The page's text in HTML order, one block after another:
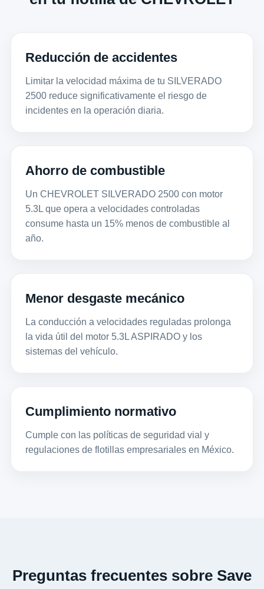
Reducción de accidentes
Limitar la velocidad máxima de tu SILVERADO
2500 reduce significativamente el riesgo de
incidentes en la operación diaria.
Ahorro de combustible
Un CHEVROLET SILVERADO 2500 con motor
5.3L que opera a velocidades controladas
consume hasta un 15% menos de combustible al
año.
Menor desgaste mecánico
La conducción a velocidades reguladas prolonga
la vida útil del motor 5.3L ASPIRADO y los
sistemas del vehículo.
Cumplimiento normativo
Cumple con las políticas de seguridad vial y
regulaciones de flotillas empresariales en México.
Preguntas frecuentes sobre Save